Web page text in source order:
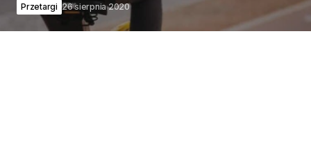
Przetargi 26 sierpnia 2020